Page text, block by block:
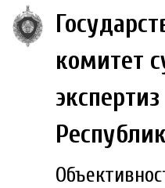
комитет
экспертиз